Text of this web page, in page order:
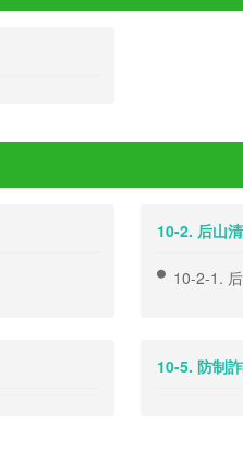
10-2. 后山
10-2-1.
10-5. 防制